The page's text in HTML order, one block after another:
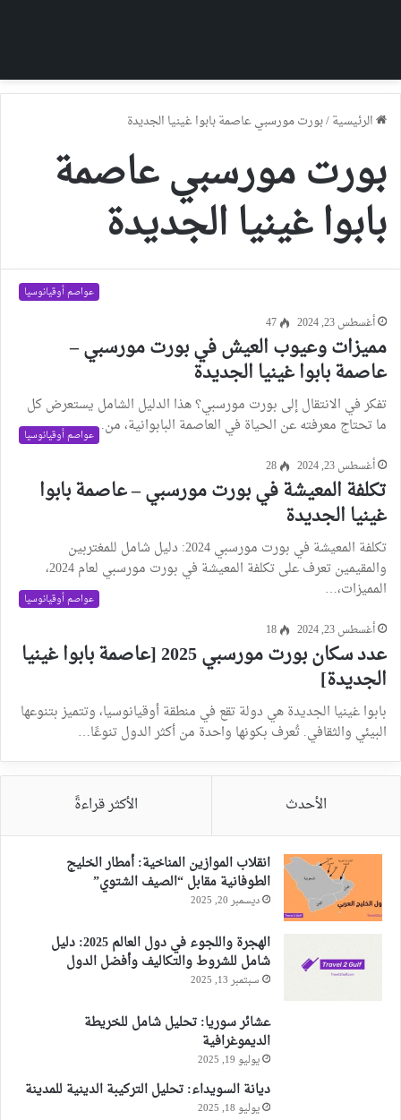
الرئيسية/بورت مورسبي عاصمة بابوا غينيا الجديدة
بورت مورسبي عاصمة
بابوا غينيا الجديدة
عواصم أوقيانوسيا
أغسطس 23, 2024 47
مميزات وعيوب العيش في بورت مورسبي –
عاصمة بابوا غينيا الجديدة
تفكر في الانتقال إلى بورت مورسبي؟ هذا الدليل الشامل يستعرض كل
ما تحتاج معرفته عن الحياة في العاصمة البابوانية، من…عواصم أوقيانوسيا
أغسطس 23, 2024 28
تكلفة المعيشة في بورت مورسبي – عاصمة بابوا
غينيا الجديدة
تكلفة المعيشة في بورت مورسبي 2024: دليل شامل للمغتربين
والمقيمين تعرف على تكلفة المعيشة في بورت مورسبي لعام 2024،
المميزات،…
عواصم أوقيانوسيا
أغسطس 23, 2024 18
عدد سكان بورت مورسبي 2025 [عاصمة بابوا غينيا
الجديدة]
بابوا غينيا الجديدة هي دولة تقع في منطقة أوقيانوسيا، وتتميز بتنوعها
البيئي والثقافي. تُعرف بكونها واحدة من أكثر الدول تنوعًا…
الأحدث الأكثر قراءةً
انقلاب الموازين المناخية: أمطار الخليج
الطوفانية مقابل “الصيف الشتوي”
ديسمبر 20, 2025
الهجرة واللجوء في دول العالم 2025: دليل
شامل للشروط والتكاليف وأفضل الدول
سبتمبر 13, 2025
عشائر سوريا: تحليل شامل للخريطة
الديموغرافية
يوليو 19, 2025
ديانة السويداء: تحليل التركيبة الدينية للمدينة
يوليو 18, 2025